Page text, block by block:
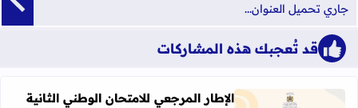
جاري تحميل العنوان...
قد تُعجبك هذه المشاركات
الإطار المرجعي للامتحان الوطني الثانية